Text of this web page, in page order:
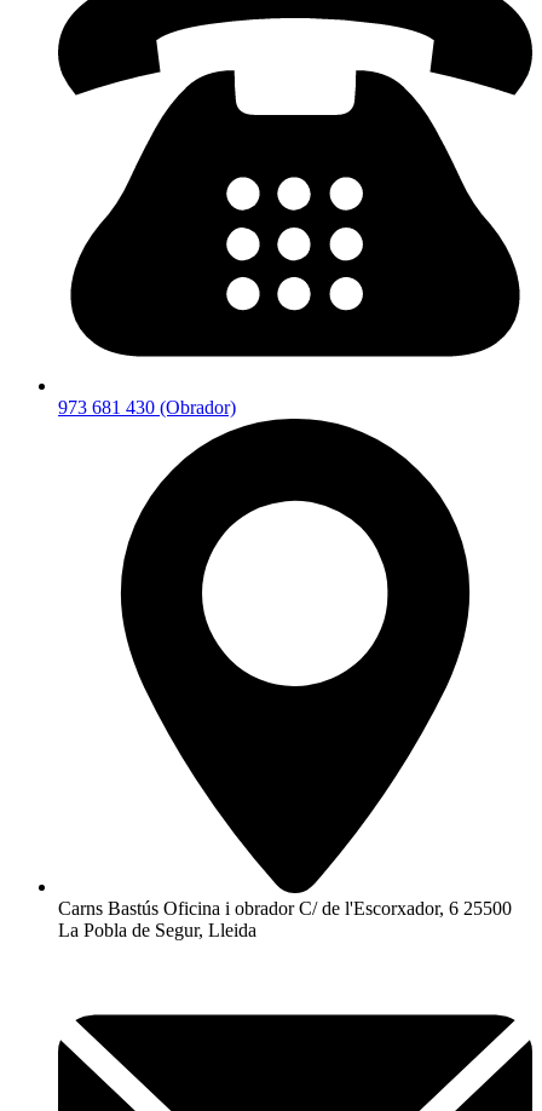
973 681 430 (Obrador)
Carns Bastús Oficina i obrador C/ de l'Escorxador, 6 25500
La Pobla de Segur, Lleida